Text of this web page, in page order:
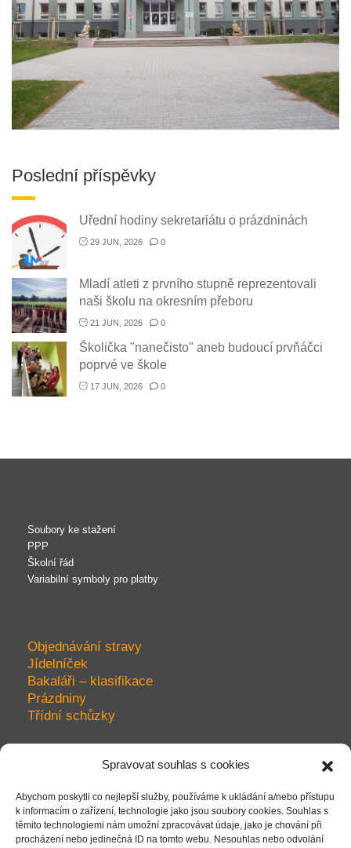
Spravovat souhlas s cookies
Abychom poskytli co nejlepší služby, používáme k ukládání a/nebo přístupu
k informacím o zařízení, technologie jako jsou soubory cookies. Souhlas s
těmito technologiemi nám umožní zpracovávat údaje, jako je chování při
procházení nebo jedinečná ID na tomto webu. Nesouhlas nebo odvolání
Poslední příspěvky
Uřední hodiny sekretariátu o prázdninách
29 JUN, 2026 0
Mladí atleti z prvního stupně reprezentovali
naši školu na okresním přeboru
21 JUN, 2026 0
Školička "nanečisto" aneb budoucí prvňáčci
poprvé ve škole
17 JUN, 2026 0
Soubory ke stažení
PPP
Školní řád
Variabilní symboly pro platby
Objednávání stravy
Jídelníček
Bakaláři – klasifikace
Prázdniny
Třídní schůzky
ochrana soukromí
mapa webu
kudy k nám - mapka